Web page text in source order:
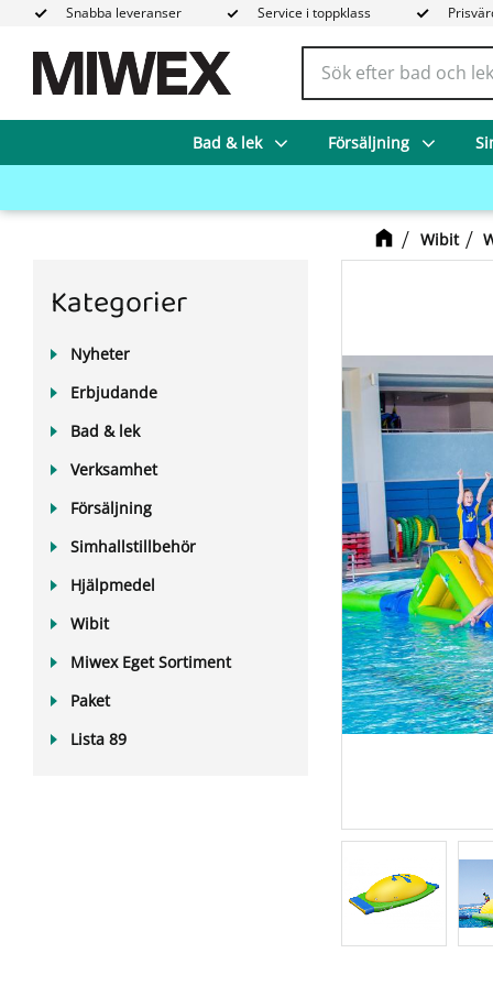
Snabba leveranser Service i toppklass
Bad & lek Försäljning
Wibit
Kategorier
Nyheter
Erbjudande
Bad & lek
Verksamhet
Försäljning
Simhallstillbehör
Hjälpmedel
Wibit
Miwex Eget Sortiment
Paket
Lista 89